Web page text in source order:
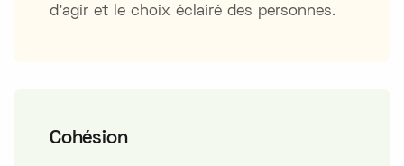
d'agir et le choix éclairé des personnes.
Cohésion